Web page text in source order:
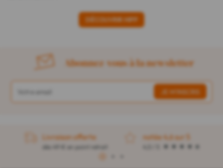
DÉCOUVRIR HIPP
Abonnez-vous à la newsletter
Livraison offerte
dès 49 € en point retrait
notée 4,6 sur 5